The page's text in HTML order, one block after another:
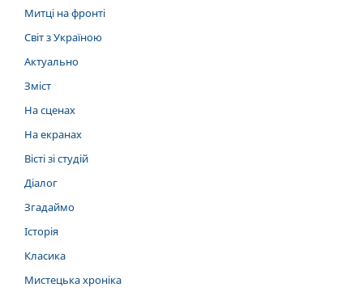
Митці на фронті
Світ з Україною
Актуально
Зміст
На сценах
На екранах
Вісті зі студій
Діалог
Згадаймо
Історія
Класика
Мистецька хроніка